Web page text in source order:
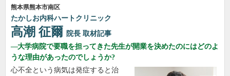
熊本県熊本市南区
たかしお内科ハートクリニック
高潮 征爾 院長 取材記事
大学病院で要職を担ってきた先生が開業を決めたのにはどのよ
うな理由があったのでしょうか?
心不全という病気は発症すると治